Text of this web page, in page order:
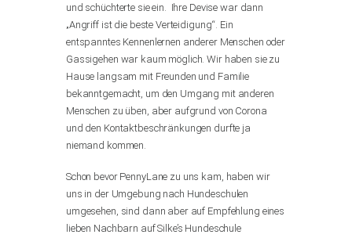
und schüchterte sie ein. Ihre Devise war dann
„Angriff ist die beste Verteidigung“. Ein
entspanntes Kennenlernen anderer Menschen oder
Gassigehen war kaum möglich. Wir haben sie zu
Hause langsam mit Freunden und Familie
bekanntgemacht, um den Umgang mit anderen
Menschen zu üben, aber aufgrund von Corona
und den Kontaktbeschränkungen durfte ja
niemand kommen.
Schon bevor PennyLane zu uns kam, haben wir
uns in der Umgebung nach Hundeschulen
umgesehen, sind dann aber auf Empfehlung eines
lieben Nachbarn auf Silke’s Hundeschule